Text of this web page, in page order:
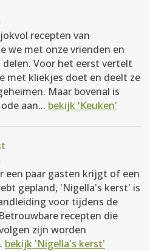
recepten van
we met onze vrienden en
Voor het eerst vertelt
met kliekjes doet en deelt ze
Maar bovenal is
aan... bekijk 'Keuken'
een paar gasten krijgt of een
gepland, 'Nigella's kerst' is
voor tijdens de
recepten die
zijn worden
bekijk 'Nigella's kerst'